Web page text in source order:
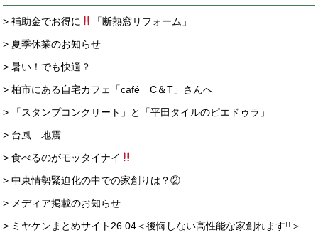
> 補助金でお得に
「断熱窓リフォーム」
> 夏季休業のお知らせ
> 暑い！でも快適？
> 柏市にある自宅カフェ「café C＆T」さんへ
> 「スタンプコンクリート」と「平田タイルのピエドゥラ」
> 台風 地震
> 食べるのがモッタイナイ
> 中東情勢緊迫化の中での家創りは？②
> メディア掲載のお知らせ
> ミヤケンまとめサイト26.04＜後悔しない高性能な家創れます!!＞